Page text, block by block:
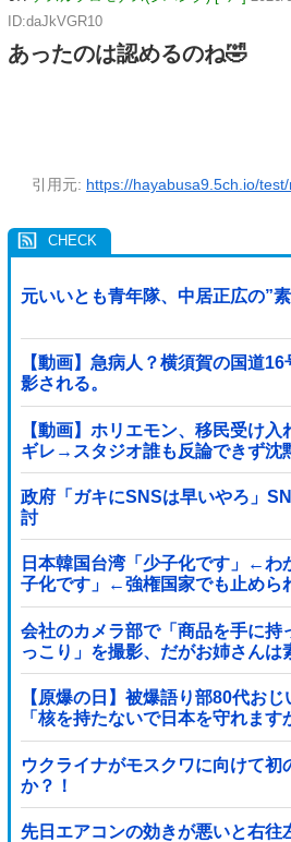
ID:daJkVGR10
あったのは認めるのね🤣
引用元: https://hayabusa9.5ch.io/
元いいとも青年隊、中居正広の”
【動画】急病人？横須賀の国道
影される。
【動画】ホリエモン、移民受け
ギレ→スタジオ誰も反論できず沈
政府「ガキにSNSは早いやろ」
討
日本韓国台湾「少子化です」←
子化です」←強権国家でも止めら
会社のカメラ部で「商品を手に持
っこり」を撮影、だがお姉さんは
レした結果……
【原爆の日】被爆語り部80代お
「核を持たないで日本を守れま
持たないと負ける！」と言われ
ウクライナがモスクワに向けて初
か？！
先日エアコンの効きが悪いと右往